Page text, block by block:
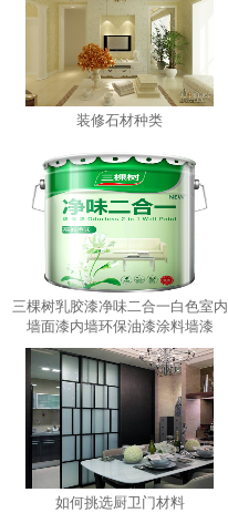
装修石材种类
三棵树乳胶漆净味二合一白色室内
墙面漆内墙环保油漆涂料墙漆
如何挑选厨卫门材料